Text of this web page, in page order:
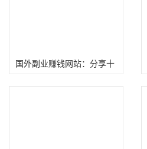
国外副业赚钱网站：分享十
个海外做副业赚钱网站！